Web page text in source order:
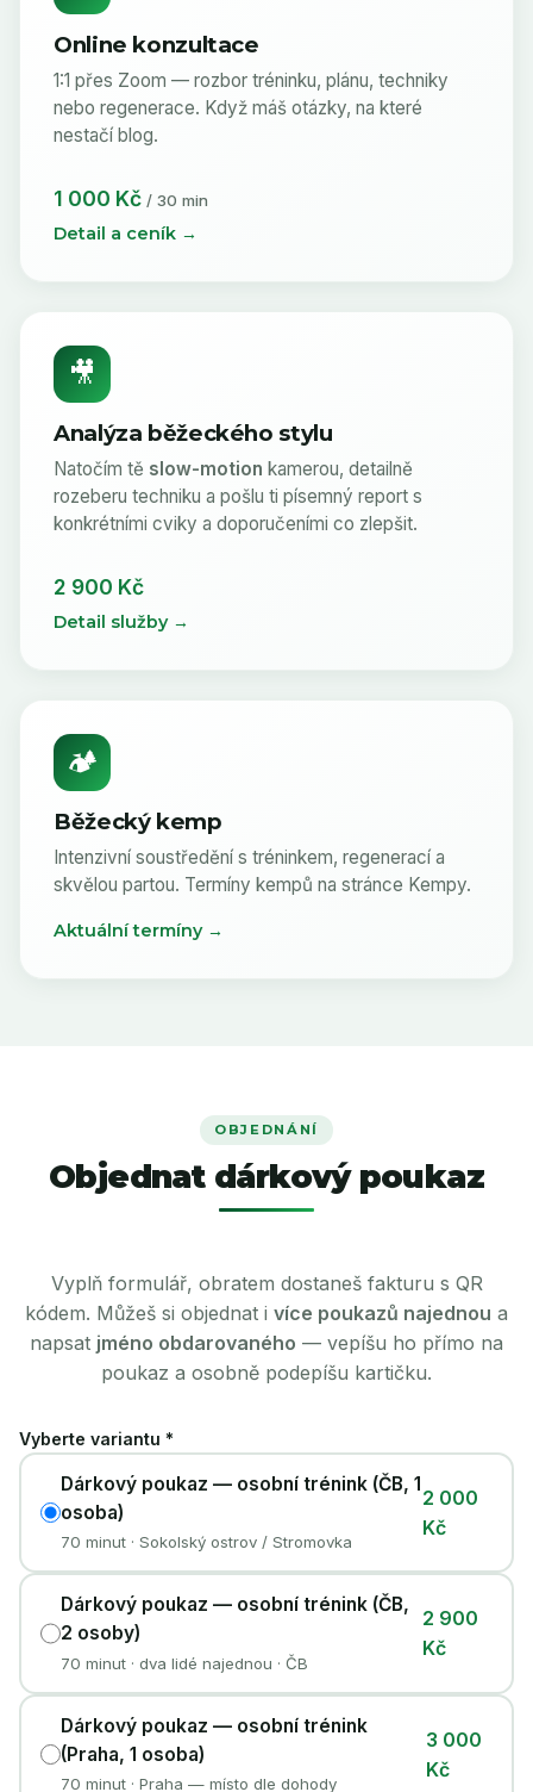
Online konzultace
1:1 přes Zoom — rozbor tréninku, plánu, techniky
nebo regenerace. Když máš otázky, na které
nestačí blog.
1 000 Kč / 30 min
Detail a ceník →
🎥
Analýza běžeckého stylu
Natočím tě slow-motion kamerou, detailně
rozeberu techniku a pošlu ti písemný report s
konkrétními cviky a doporučeními co zlepšit.
2 900 Kč
Detail služby →
🏕️
Běžecký kemp
Intenzivní soustředění s tréninkem, regenerací a
skvělou partou. Termíny kempů na stránce Kempy.
Aktuální termíny →
OBJEDNÁNÍ
Objednat dárkový poukaz
Vyplň formulář, obratem dostaneš fakturu s QR
kódem. Můžeš si objednat i více poukazů najednou a
napsat jméno obdarovaného — vepíšu ho přímo na
poukaz a osobně podepíšu kartičku.
Vyberte variantu *
Dárkový poukaz — osobní trénink (ČB, 1
osoba)
70 minut · Sokolský ostrov / Stromovka
2 000
Kč
Dárkový poukaz — osobní trénink (ČB,
2 osoby)
70 minut · dva lidé najednou · ČB
2 900
Kč
Dárkový poukaz — osobní trénink
(Praha, 1 osoba)
70 minut · Praha — místo dle dohody
3 000
Kč